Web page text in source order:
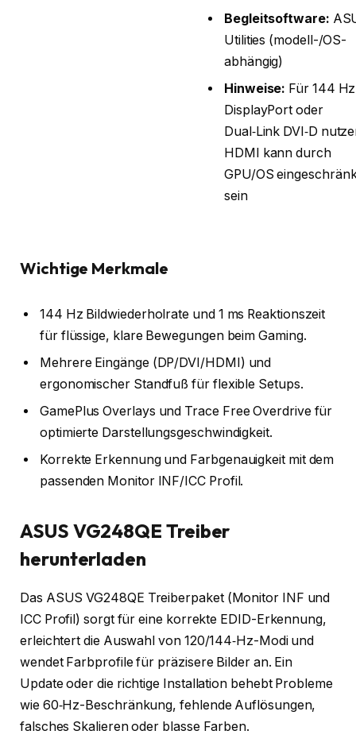
Begleitsoftware:
Utilities (modell-/OS-
abhängig)
Hinweise: Für 144 Hz
DisplayPort oder
Dual‑Link DVI‑D
HDMI kann durch
GPU/OS
sein
Wichtige Merkmale
144 Hz Bildwiederholrate und 1 ms Reaktionszeit
für flüssige, klare Bewegungen beim Gaming.
Mehrere Eingänge (DP/DVI/HDMI) und
ergonomischer Standfuß für flexible Setups.
GamePlus Overlays und Trace Free Overdrive für
optimierte Darstellungsgeschwindigkeit.
Korrekte Erkennung und Farbgenauigkeit mit dem
passenden Monitor INF/ICC Profil.
ASUS VG248QE Treiber
herunterladen
Das ASUS VG248QE Treiberpaket (Monitor INF und
ICC Profil) sorgt für eine korrekte EDID-Erkennung,
erleichtert die Auswahl von 120/144‑Hz-Modi und
wendet Farbprofile für präzisere Bilder an. Ein
Update oder die richtige Installation behebt Probleme
wie 60‑Hz-Beschränkung, fehlende Auflösungen,
falsches Skalieren oder blasse Farben.